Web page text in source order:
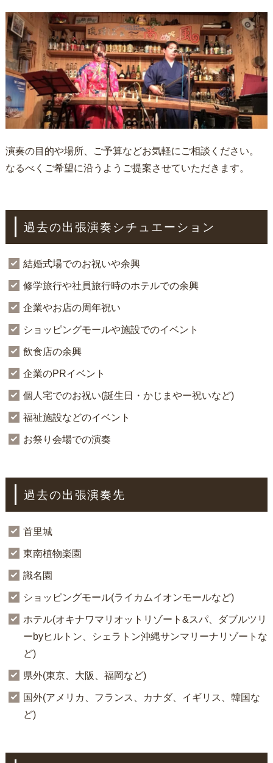
演奏の目的や場所、ご予算などお気軽にご相談ください。
なるべくご希望に沿うようご提案させていただきます。
過去の出張演奏シチュエーション
結婚式場でのお祝いや余興
修学旅行や社員旅行時のホテルでの余興
企業やお店の周年祝い
ショッピングモールや施設でのイベント
飲食店の余興
企業のPRイベント
個人宅でのお祝い(誕生日・かじまやー祝いなど)
福祉施設などのイベント
お祭り会場での演奏
過去の出張演奏先
首里城
東南植物楽園
識名園
ショッピングモール(ライカムイオンモールなど)
ホテル(オキナワマリオットリゾート&スパ、ダブルツリ
ーbyヒルトン、シェラトン沖縄サンマリーナリゾートな
ど)
県外(東京、大阪、福岡など)
国外(アメリカ、フランス、カナダ、イギリス、韓国な
ど)